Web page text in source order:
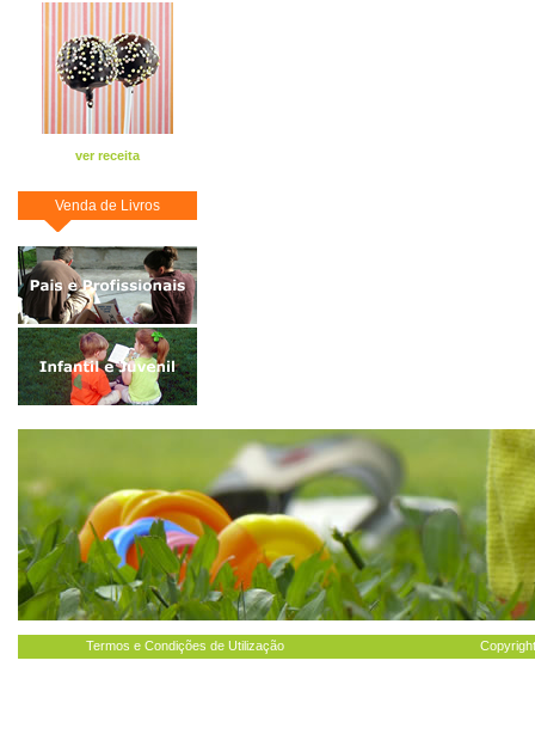
ver receita
Venda de Livros
Termos e Condições de Utilização